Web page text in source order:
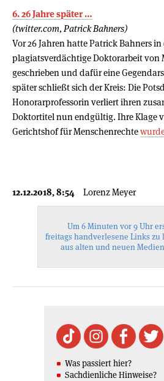
6. 26 Jahre später …
(twitter.com, Patrick Bahners)
Vor 26 Jahren hatte Patrick Bahners in
plagiatsverdächtige Doktorarbeit von
geschrieben und dafür eine
später schließt sich der Kreis: Die
Honorarprofessorin verliert ihren
Doktortitel nun endgültig. Ihre Klage
Gerichtshof für Menschenrechte
12.12.2018, 8:54 Lorenz Meyer
Um 6 Minuten vor 9 Uhr
freitags handverlesene Links zu
aus alten und neuen
Was passiert hier?
Sachdienliche Hinweise?